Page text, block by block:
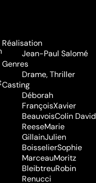
Réalisation
Jean-Paul Salomé
Genres
Drame,Thriller
Casting
Déborah
FrançoisXavier
BeauvoisColin David
ReeseMarie
GillainJulien
BoisselierSophie
MarceauMoritz
BleibtreuRobin
Renucci